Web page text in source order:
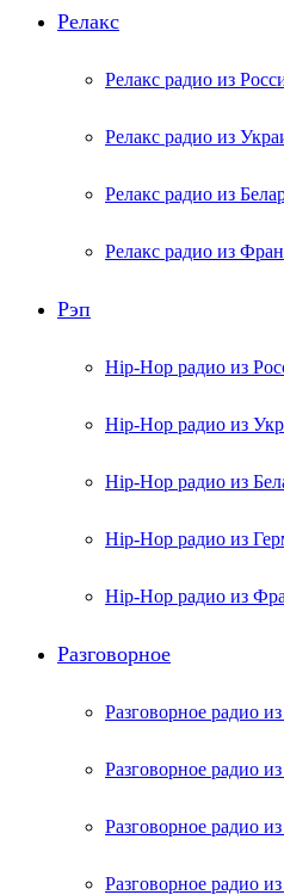
Релакс
Релакс радио из
Релакс радио из
Релакс радио из
Релакс радио из
Рэп
Hip-Hop радио из
Hip-Hop радио из
Hip-Hop радио из
Hip-Hop радио из
Hip-Hop радио из
Разговорное
Разговорное радио
Разговорное радио
Разговорное радио
Разговорное радио